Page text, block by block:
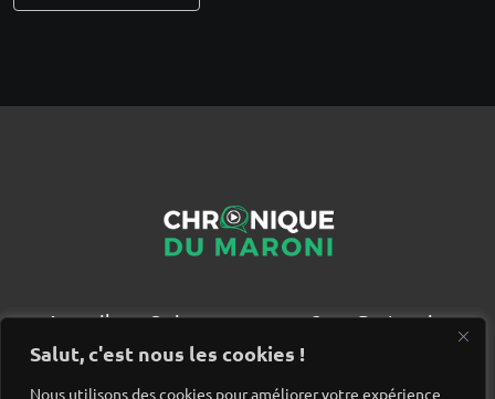
Salut, c'est nous les cookies !
Nous utilisons des cookies pour améliorer votre expérience
Accueil Qui sommes nous ?
Partenaires
Contact